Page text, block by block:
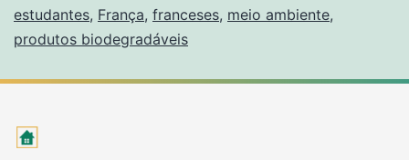
estudantes, França, franceses, meio ambiente,
produtos biodegradáveis